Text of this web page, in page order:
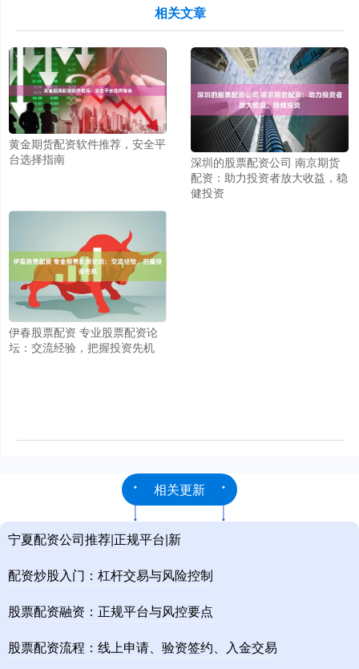
相关文章
黄金期货配资软件推荐，安全平
台选择指南
深圳的股票配资公司 南京期货
配资：助力投资者放大收益，稳
健投资
伊春股票配资 专业股票配资论
坛：交流经验，把握投资先机
相关更新
宁夏配资公司推荐|正规平台|新
配资炒股入门：杠杆交易与风险控制
股票配资融资：正规平台与风控要点
股票配资流程：线上申请、验资签约、入金交易